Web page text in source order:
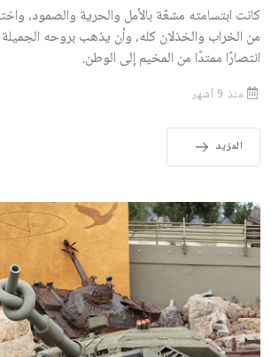
كانت ابتسامته مشعّة بالأمل والحرية والصمود،
من الخراب والخذلان كله، وأن يذهب بروحه الجميلة
انتصارًا ممتدًا من المخيم إلى الوطن.
منذ 9 أشهر
المزيد